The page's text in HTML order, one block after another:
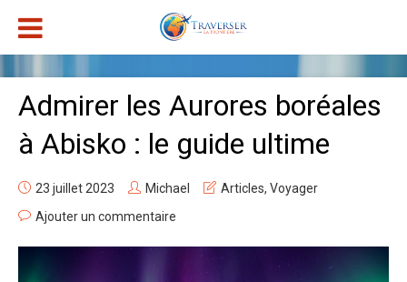
Admirer les Aurores boréales
à Abisko : le guide ultime
23 juillet 2023 Michael Articles, Voyager
Ajouter un commentaire